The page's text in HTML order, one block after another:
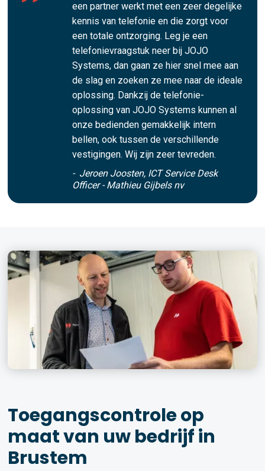
een partner werkt met een zeer degelijke
kennis van telefonie en die zorgt voor
een totale ontzorging. Leg je een
telefonievraagstuk neer bij JOJO
Systems, dan gaan ze hier snel mee aan
de slag en zoeken ze mee naar de ideale
oplossing. Dankzij de telefonie-
oplossing van JOJO Systems kunnen al
onze bedienden gemakkelijk intern
bellen, ook tussen de verschillende
vestigingen. Wij zijn zeer tevreden.
- Jeroen Joosten, ICT Service Desk
Officer - Mathieu Gijbels nv
Toegangscontrole op
maat van uw bedrijf in
Brustem